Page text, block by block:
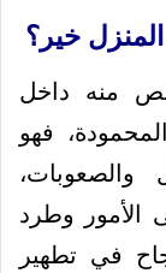
خير؟
منه داخل
فهو
الأمور وطرد
في تطهير